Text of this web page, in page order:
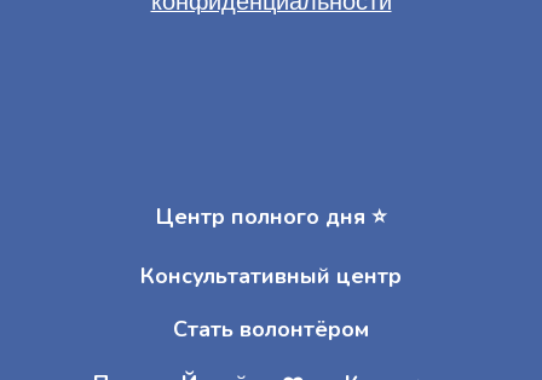
Центр полного дня ⭐️
Консультативный центр
Стать волонтёром